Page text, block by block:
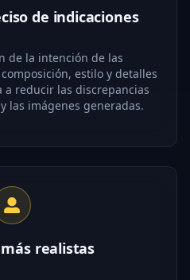
de indicaciones
de la intención de las
estilo y detalles
reducir las discrepancias
las imágenes generadas.
realistas